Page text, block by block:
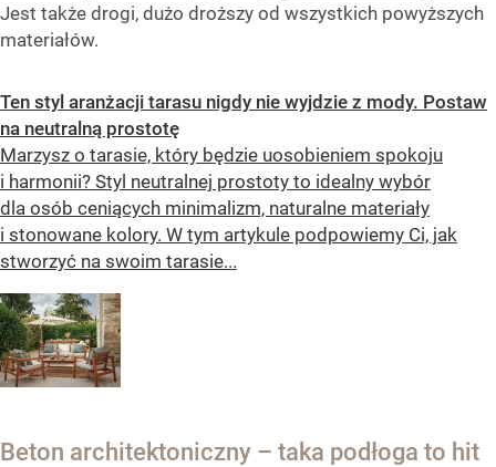
Jest także drogi, dużo droższy od wszystkich powyższych
materiałów.
Ten styl aranżacji tarasu nigdy nie wyjdzie z mody. Postaw
na neutralną prostotę
Marzysz o tarasie, który będzie uosobieniem spokoju
i harmonii? Styl neutralnej prostoty to idealny wybór
dla osób ceniących minimalizm, naturalne materiały
i stonowane kolory. W tym artykule podpowiemy Ci, jak
stworzyć na swoim tarasie...
Beton architektoniczny – taka podłoga to hit